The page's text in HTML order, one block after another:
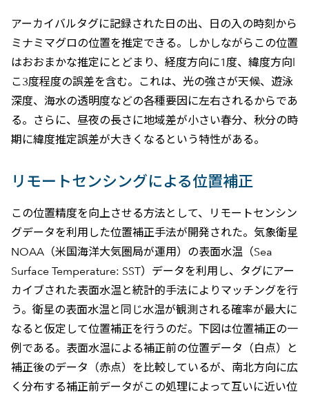
アーカイバルタグに記録された日の出、日の入の時刻から
ミナミマグロの位置を推定できる。しかしながらこの位置
はおおまかな推定にとどまり、経度方向に1度、緯度方向l
こ3度程度の誤差を含む。これは、光の強さが天候、遊泳
深度、海水の透明度などの各種要因に左右されるからであ
る。さらに、昼夜の長さに地域差が小さい春分、秋分の時
期に緯度推定誤差が大きくなるという特性がある。
リモートセンシングによる位置補正
この位置精度を向上させる方法として、リモートセンシン
グデータを利用した位置補正手法が開発された。気象衛星
NOAA（米国海洋大気圏局が運用）の表面水温（Sea
Surface Temperature: SST）データを利用し、タグにアー
カイブされた表面水温と統計的手法によりマッチングを行
う。衛星の表面水温と同じ水温が観測される確率が最大に
なると仮定して位置補正を行うのだ。下図は位置補正の一
例である。表面水温による補正前の位置データ（白点）と
補正後のデータ（赤点）を比較しているが、南北方向に広
く分布する補正前データがこの処理によって互いに近い位